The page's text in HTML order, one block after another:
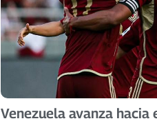
Venezuela avanza hacia